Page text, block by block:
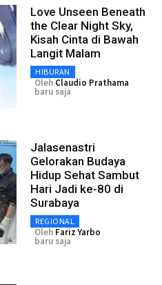
Love Unseen Beneath
the Clear Night Sky,
Kisah Cinta di Bawah
Langit Malam
HIBURAN
Oleh Claudio Prathama
baru saja
Jalasenastri
Gelorakan Budaya
Hidup Sehat Sambut
Hari Jadi ke-80 di
Surabaya
REGIONAL
Oleh Fariz Yarbo
baru saja